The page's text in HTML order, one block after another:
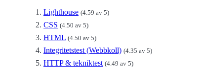
Lighthouse (4.59 av 5)
CSS (4.50 av 5)
HTML (4.50 av 5)
Integritetstest (Webbkoll) (4.35 av 5)
HTTP & tekniktest (4.49 av 5)